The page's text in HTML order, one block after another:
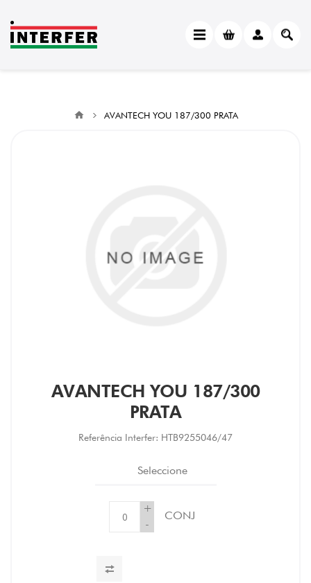
AVANTECH YOU 187/300 PRATA
AVANTECH YOU 187/300
PRATA
Referência Interfer: HTB9255046/47
Seleccione
+
-
CONJ